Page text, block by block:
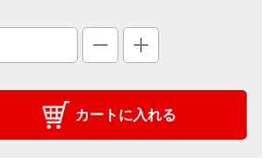
カートに入れる